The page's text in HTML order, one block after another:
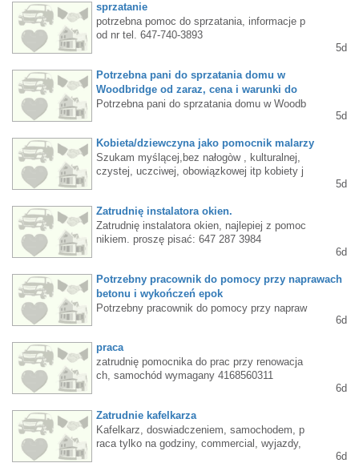
ontakt: 289 838 5685 lub whats up.
posiadanie własnego samochodu).Lokalizacj
a: okolice Mississauga, Oakville, Burlington
oraz Milton.Zapewniam: dużo godzin pracy +
sprzatanie
potrzebna pomoc do sprzatania, informacje p
od nr tel. 647-740-3893
5d
Potrzebna pani do sprzatania domu w
Woodbridge od zaraz, cena i warunki do
Potrzebna pani do sprzatania domu w Woodb
5d
Kobieta/dziewczyna jako pomocnik malarzy
Szukam myślącej,bez nałogòw , kulturalnej,
czystej, uczciwej, obowiązkowej itp kobiety j
w GTA, własny dojazd, prawo do pracy , płac
e WSIB, 5-6 dni po 7godz. $20/h bez żadnyc
h potrąceń, text tylko, zdjęcie ,
5d
Zatrudnię instalatora okien.
Zatrudnię instalatora okien, najlepiej z pomoc
nikiem. proszę pisać: 647 287 3984
6d
Potrzebny pracownik do pomocy przy naprawach
betonu i wykończeń epok
Potrzebny pracownik do pomocy przy napraw
6d
praca
zatrudnię pomocnika do prac przy renowacja
ch, samochód wymagany 4168560311
6d
Zatrudnie kafelkarza
Kafelkarz, doswiadczeniem, samochodem, p
raca tylko na godziny, commercial, wyjazdy,
6d